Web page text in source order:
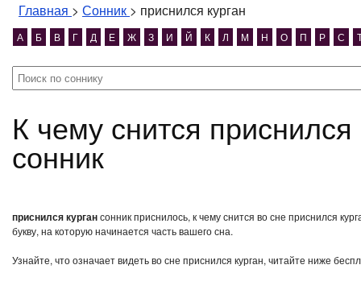
Главная > Сонник > приснился курган
А Б В Г Д Е Ж З И Й К Л М Н О П Р С
К чему снится приснился курган? приснился курган
сонник
приснился кургансонник приснилось, к чему снится во сне приснился
букву, на которую начинается часть вашего сна.
Узнайте, что означает видеть во сне приснился курган, читайте ниже